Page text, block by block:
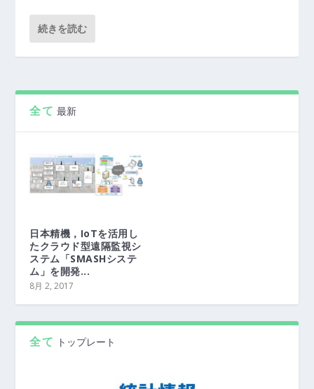
続きを読む
全て 最新
日本精機，IoTを活用し
たクラウド型遠隔監視シ
ステム「SMASHシステ
ム」を開発...
8月 2, 2017
全て トップレート